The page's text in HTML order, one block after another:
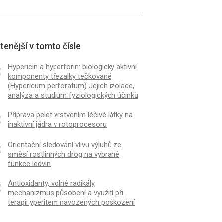
v tomto čísle
Hypericin a hyperforin: biologicky aktivní
komponenty třezalky tečkované
(Hypericum perforatum) Jejich izolace,
analýza a studium fyziologických účinků
Příprava pelet vrstvením léčivé látky na
inaktivní jádra v rotoprocesoru
Orientační sledování vlivu výluhů ze
směsí rostlinných drog na vybrané
funkce ledvin
Antioxidanty, volné radikály,
mechanizmus působení a využití při
terapii yperitem navozených poškození